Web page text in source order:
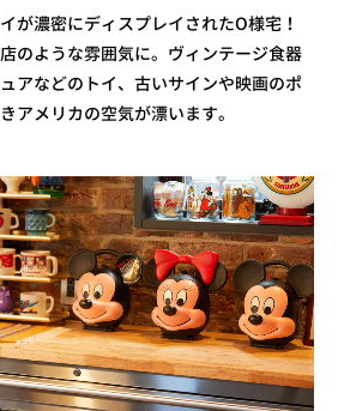
が濃密にディスプレイされたO様宅！
のような雰囲気に。ヴィンテージ食器
アなどのトイ、古いサインや映画のポ
アメリカの空気が漂います。